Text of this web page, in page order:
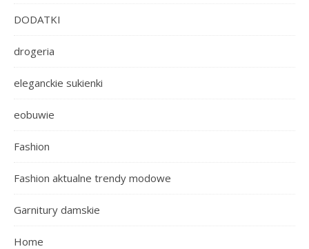
DODATKI
drogeria
eleganckie sukienki
eobuwie
Fashion
Fashion aktualne trendy modowe
Garnitury damskie
Home